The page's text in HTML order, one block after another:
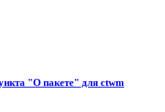
"О пакете" для ctwm